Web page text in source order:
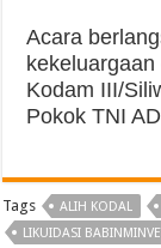
Acara
Kodam III/
Pokok TNI
Tags ALIH KODAL
LIKUIDASI